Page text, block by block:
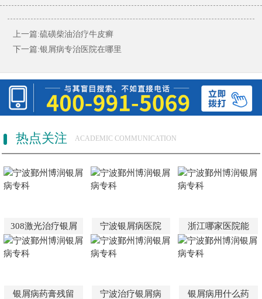
上一篇:硫磺柴油治疗牛皮癣
下一篇:银屑病专治医院在哪里
热点关注 ACADEMIC COMMUNICATION
308激光治疗银屑 宁波银屑病医院 浙江哪家医院能
银屑病药膏残留 宁波治疗银屑病 银屑病用什么药